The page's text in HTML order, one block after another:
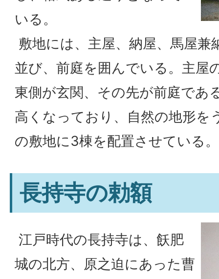
いる。
敷地には、主屋、納屋、馬屋兼
並び、前庭を囲んでいる。主屋
東側が玄関、その先が前庭であ
高くなっており、自然の地形を
の敷地に3棟を配置させている。
長持寺の勅額
江戸時代の長持寺は、飫肥
城の北方、原之迫にあった曹